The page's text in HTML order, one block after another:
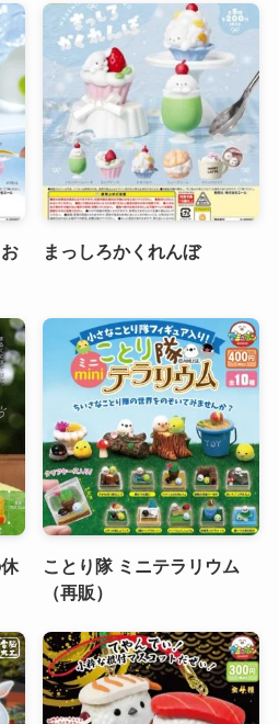
まっしろかくれんぼ
ことり隊 ミニテラリウム
（再販）